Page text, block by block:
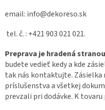
email: info@dekoreso.sk
tel. č. : +421 903 021 021.
Preprava je hradená
budete vedieť kedy a kde
tak nás kontaktujte. Zásielka
príslušenstva a všetkej
prevzali pri dodávke. K